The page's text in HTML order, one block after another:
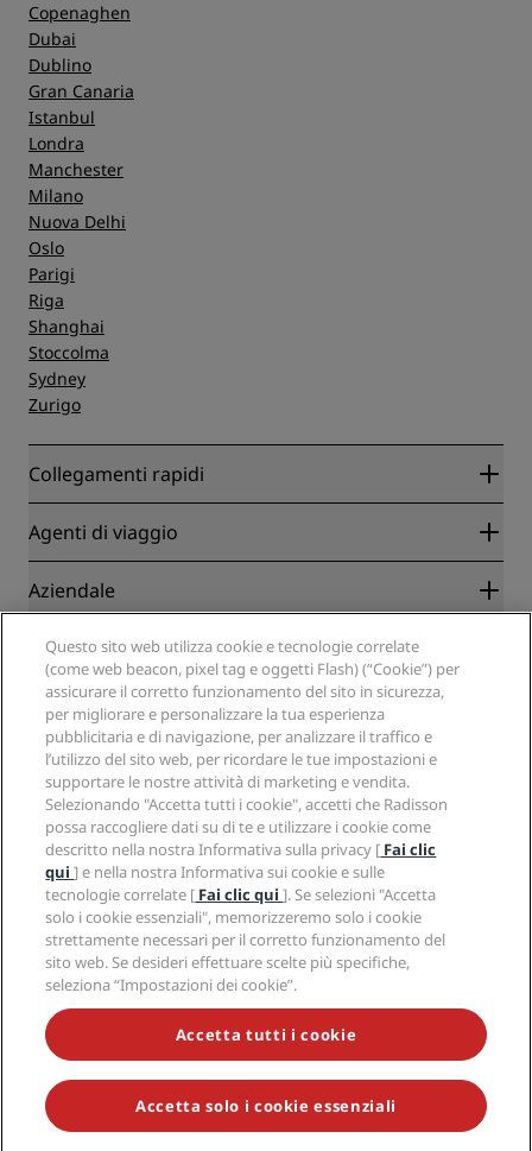
Copenaghen
Dubai
Dublino
Gran Canaria
Istanbul
Londra
Manchester
Milano
Nuova Delhi
Oslo
Parigi
Riga
Shanghai
Stoccolma
Sydney
Zurigo
Collegamenti rapidi
Radisson Rewards
Blog
Destinazioni
APP Radisson Hotels
Hotel Approvati per sport
Hotel per famiglie
Salute e sicurezza
Agenti di viaggio
Partner
Agenti di viaggio
Aziendale
Radisson Hotel Group
Media
Opportunità di lavoro in RHG
Opportunità di lavoro in PPHE
Opportunità di lavoro in EHL
The Club by RHG
Opportunità di sviluppo
Responsible Business
Approvvigionamento
Note legali
Centro sulla privacy
Note legali
Termini e condizioni di Radisson Rewards
Termini e condizioni di utilizzo del sito
Accessibilità digitale
Dichiarazione sulla schiavitù moderna
Aiuto
Avvisi per i consumatori
Contatti
Domande frequenti
Mappa del sito
Social media
Marchi Radisson Hotels
NON LASCIARTI SFUGGIRE LE NOSTRE OFFERTE MIGLIORI
© 2026 Radisson Hotel Group. Tutti i diritti riservati. RHG Radisson
Hotel Group, Radisson, Radisson RED, Radisson Blu, Radisson Collection,
Questo sito web utilizza cookie e tecnologie correlate
(come web beacon, pixel tag e oggetti Flash) (“Cookie”) per
assicurare il corretto funzionamento del sito in sicurezza,
per migliorare e personalizzare la tua esperienza
pubblicitaria e di navigazione, per analizzare il traffico e
l’utilizzo del sito web, per ricordare le tue impostazioni e
supportare le nostre attività di marketing e vendita.
Selezionando "Accetta tutti i cookie", accetti che Radisson
possa raccogliere dati su di te e utilizzare i cookie come
descritto nella nostra Informativa sulla privacy [ Fai clic
qui] e nella nostra Informativa sui cookie e sulle
tecnologie correlate [ Fai clic qui]. Se selezioni "Accetta
solo i cookie essenziali", memorizzeremo solo i cookie
strettamente necessari per il corretto funzionamento del
sito web. Se desideri effettuare scelte più specifiche,
seleziona “Impostazioni dei cookie”.
Accetta tutti i cookie
Accetta solo i cookie essenziali